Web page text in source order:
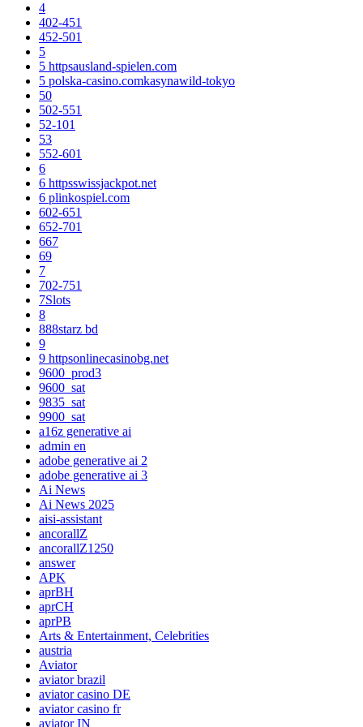
4
402-451
452-501
5
5 httpsausland-spielen.com
5 polska-casino.comkasynawild-tokyo
50
502-551
52-101
53
552-601
6
6 httpsswissjackpot.net
6 plinkospiel.com
602-651
652-701
667
69
7
702-751
7Slots
8
888starz bd
9
9 httpsonlinecasinobg.net
9600_prod3
9600_sat
9835_sat
9900_sat
a16z generative ai
admin en
adobe generative ai 2
adobe generative ai 3
Ai News
Ai News 2025
aisi-assistant
ancorallZ
ancorallZ1250
answer
APK
aprBH
aprCH
aprPB
Arts & Entertainment, Celebrities
austria
Aviator
aviator brazil
aviator casino DE
aviator casino fr
aviator IN